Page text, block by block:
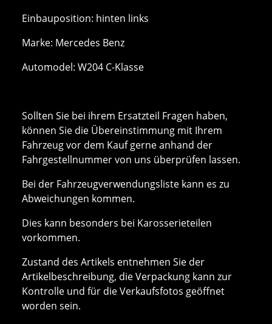
Einbauposition: hinten links
Marke: Mercedes Benz
Automodel: W204 C-Klasse
Sollten Sie bei ihrem Ersatzteil Fragen haben,
können Sie die Übereinstimmung mit Ihrem
Fahrzeug vor dem Kauf gerne anhand der
Fahrgestellnummer von uns überprüfen lassen.
Bei der Fahrzeugverwendungsliste kann es zu
Abweichungen kommen.
Dies kann besonders bei Karosserieteilen
vorkommen.
Zustand des Artikels entnehmen Sie der
Artikelbeschreibung, die Verpackung kann zur
Kontrolle und für die Verkaufsfotos geöffnet
worden sein.